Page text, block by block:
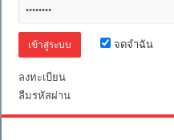
จดจำฉัน
ลงทะเบียน
ลืมรหัสผ่าน